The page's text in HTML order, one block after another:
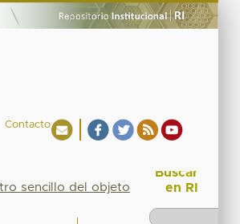
Contacto
sencillo del objeto
Buscar
en RI